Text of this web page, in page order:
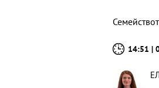
14:51 |